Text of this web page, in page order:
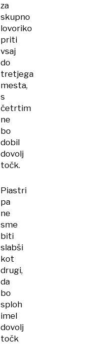
za
skupno
lovoriko
priti
vsaj
do
tretjega
mesta,
s
četrtim
ne
bo
dobil
dovolj
točk.
Piastri
pa
ne
sme
biti
slabši
kot
drugi,
da
bo
sploh
imel
dovolj
točk